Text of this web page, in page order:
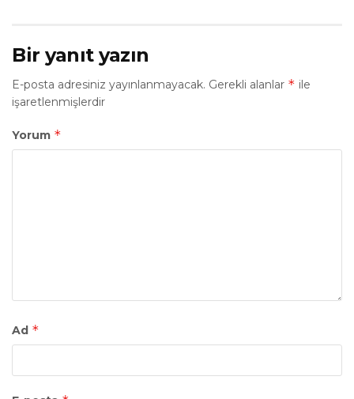
Bir yanıt yazın
E-posta adresiniz yayınlanmayacak. Gerekli alanlar * ile
işaretlenmişlerdir
Yorum *
Ad *